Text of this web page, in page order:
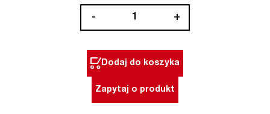
-
hak
Piher
+
Dodaj do koszyka
Zapytaj o produkt